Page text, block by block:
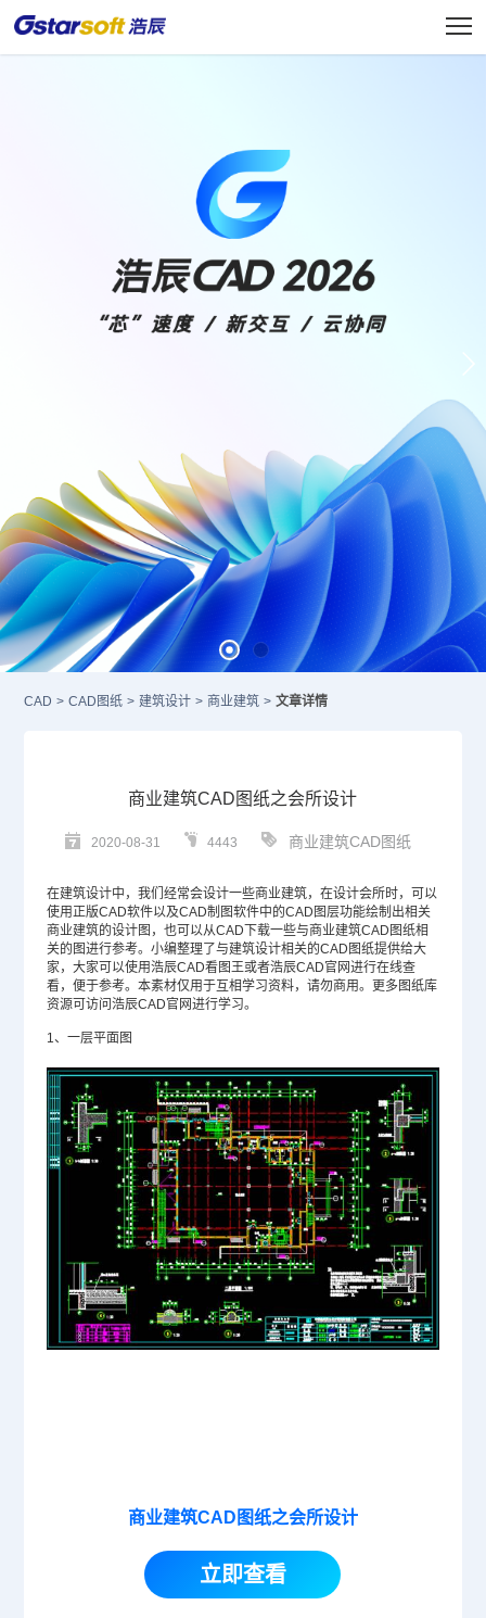
CAD > CAD图纸 > 建筑设计 > 商业建筑 > 文章详情
商业建筑CAD图纸之会所设计
2020-08-31 4443 商业建筑CAD图纸
在建筑设计中，我们经常会设计一些商业建筑，在设计会所时，可以
使用正版CAD软件以及CAD制图软件中的CAD图层功能绘制出相关
商业建筑的设计图，也可以从CAD下载一些与商业建筑CAD 图纸相
关的图进行参考。小编整理了与建筑设计相关的CAD图纸提供给大
家，大家可以使用浩辰CAD看图王或者浩辰CAD官网进行在线查
看，便于参考。本素材仅用于互相学习资料，请勿商用。更多图纸库
资源可访问浩辰CAD官网进行学习。
1、一层平面图
商业建筑CAD图纸之会所设计
立即查看